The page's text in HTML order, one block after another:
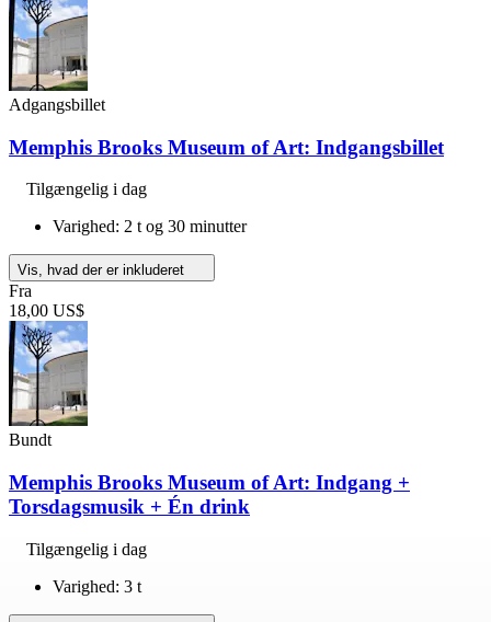
Adgangsbillet
Memphis Brooks Museum of Art: Indgangsbillet
Tilgængelig i dag
Varighed: 2 t og 30 minutter
Vis, hvad der er inkluderet
Fra
18,00 US$
Bundt
Memphis Brooks Museum of Art: Indgang +
Torsdagsmusik + Én drink
Tilgængelig i dag
Varighed: 3 t